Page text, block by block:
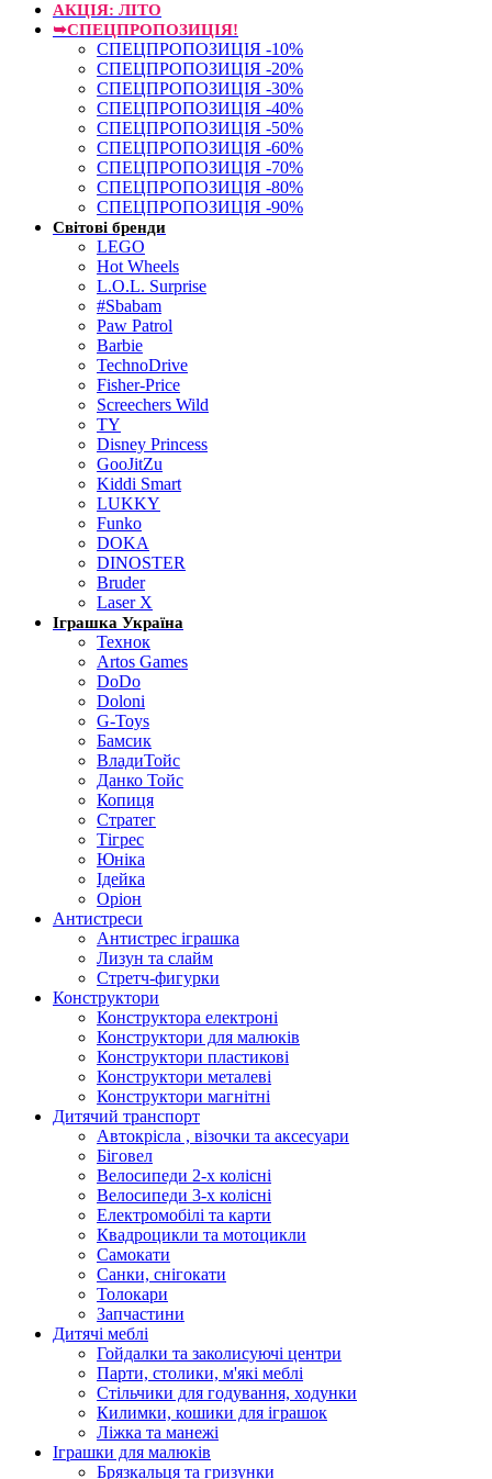
АКЦІЯ: ЛІТО
➥СПЕЦПРОПОЗИЦІЯ!
СПЕЦПРОПОЗИЦІЯ -10%
СПЕЦПРОПОЗИЦІЯ -20%
СПЕЦПРОПОЗИЦІЯ -30%
СПЕЦПРОПОЗИЦІЯ -40%
СПЕЦПРОПОЗИЦІЯ -50%
СПЕЦПРОПОЗИЦІЯ -60%
СПЕЦПРОПОЗИЦІЯ -70%
СПЕЦПРОПОЗИЦІЯ -80%
СПЕЦПРОПОЗИЦІЯ -90%
Світові бренди
LEGO
Hot Wheels
L.O.L. Surprise
#Sbabam
Paw Patrol
Barbie
TechnoDrive
Fisher-Price
Screechers Wild
TY
Disney Princess
GooJitZu
Kiddi Smart
LUKKY
Funko
DOKA
DINOSTER
Bruder
Laser X
Іграшка Україна
Технок
Artos Games
DoDo
Doloni
G-Toys
Бамсик
ВладиТойс
Данко Тойс
Копиця
Стратег
Тігрес
Юніка
Ідейка
Оріон
Антистреси
Антистрес іграшка
Лизун та слайм
Стретч-фигурки
Конструктори
Конструктора електроні
Конструктори для малюків
Конструктори пластикові
Конструктори металеві
Конструктори магнітні
Дитячий транспорт
Автокрісла , візочки та аксесуари
Біговел
Велосипеди 2-х колісні
Велосипеди 3-х колісні
Електромобілі та карти
Квадроцикли та мотоцикли
Самокати
Санки, снігокати
Толокари
Запчастини
Дитячі меблі
Гойдалки та заколисуючі центри
Парти, столики, м'які меблі
Стільчики для годування, ходунки
Килимки, кошики для іграшок
Ліжка та манежі
Іграшки для малюків
Брязкальця та гризунки